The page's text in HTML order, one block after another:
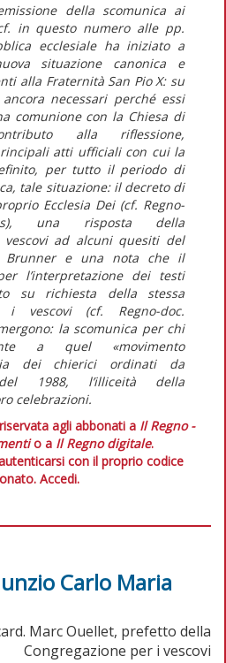
della scomunica ai
in questo numero alle pp.
ecclesiale ha iniziato a
situazione canonica e
alla Fraternità San Pio X: su
necessari perché essi
comunione con la Chiesa di
alla riflessione,
atti ufficiali con cui la
per tutto il periodo di
tale situazione: il decreto di
Ecclesia Dei (cf. Regno-
una risposta della
vescovi ad alcuni quesiti del
Brunner e una nota che il
l’interpretazione dei testi
su richiesta della stessa
i vescovi (cf. Regno-doc.
la scomunica per chi
a quel «movimento
dei chierici ordinati da
1988, l’illiceità della
celebrazioni.
agli abbonati a Il Regno -
o a Il Regno digitale.
con il proprio codice
Accedi.
Carlo Maria
Marc Ouellet, prefetto della
Congregazione per i vescovi